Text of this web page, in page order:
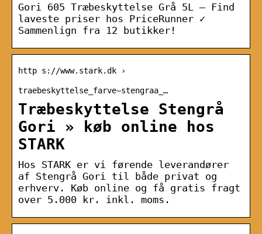
Gori 605 Træbeskyttelse Grå 5L – Find
laveste priser hos PriceRunner ✓
Sammenlign fra 12 butikker!
http s://www.stark.dk ›
traebeskyttelse_farve~stengraa_…
Træbeskyttelse Stengrå
Gori » køb online hos
STARK
Hos STARK er vi førende leverandører
af Stengrå Gori til både privat og
erhverv. Køb online og få gratis fragt
over 5.000 kr. inkl. moms.